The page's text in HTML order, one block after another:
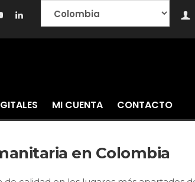
MI CUENTA CONTACTO
en Colombia